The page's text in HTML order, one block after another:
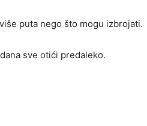
puta nego što mogu izbrojati.
sve otići predaleko.